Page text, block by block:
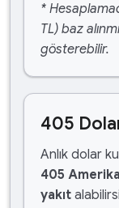
*
TL) baz
gösterebilir.
405
Anlık dolar
405
yakıt